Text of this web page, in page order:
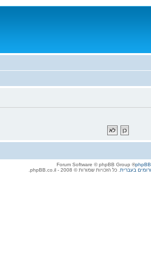
phpBB
® Forum Software © phpBB Group
. כל הזכויות שמורות © 2008 - phpBB.co.il.